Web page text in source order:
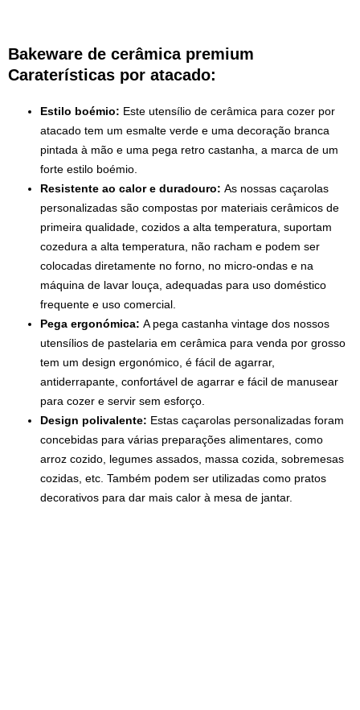
Bakeware de cerâmica premium
Caraterísticas por atacado:
Estilo boémio: Este utensílio de cerâmica para cozer por
atacado tem um esmalte verde e uma decoração branca
pintada à mão e uma pega retro castanha, a marca de um
forte estilo boémio.
Resistente ao calor e duradouro: As nossas caçarolas
personalizadas são compostas por materiais cerâmicos de
primeira qualidade, cozidos a alta temperatura, suportam
cozedura a alta temperatura, não racham e podem ser
colocadas diretamente no forno, no micro-ondas e na
máquina de lavar louça, adequadas para uso doméstico
frequente e uso comercial.
Pega ergonómica: A pega castanha vintage dos nossos
utensílios de pastelaria em cerâmica para venda por grosso
tem um design ergonómico, é fácil de agarrar,
antiderrapante, confortável de agarrar e fácil de manusear
para cozer e servir sem esforço.
Design polivalente: Estas caçarolas personalizadas foram
concebidas para várias preparações alimentares, como
arroz cozido, legumes assados, massa cozida, sobremesas
cozidas, etc. Também podem ser utilizadas como pratos
decorativos para dar mais calor à mesa de jantar.